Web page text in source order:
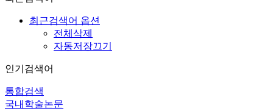
최근검색어 옵션
전체삭제
자동저장끄기
인기검색어
통합검색
국내학술논문